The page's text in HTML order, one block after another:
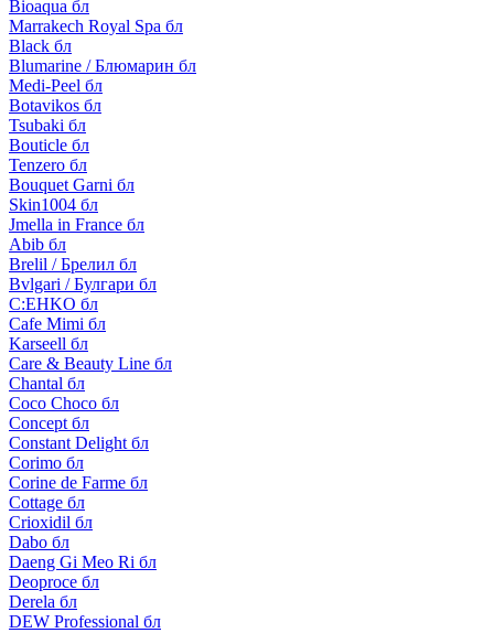
Bioaqua бл
Marrakech Royal Spa бл
Black бл
Blumarine / Блюмарин бл
Medi-Peel бл
Botavikos бл
Tsubaki бл
Bouticle бл
Tenzero бл
Bouquet Garni бл
Skin1004 бл
Jmella in France бл
Abib бл
Brelil / Брелил бл
Bvlgari / Булгари бл
C:EHKO бл
Cafe Mimi бл
Karseell бл
Care & Beauty Line бл
Chantal бл
Coco Choco бл
Concept бл
Constant Delight бл
Corimo бл
Corine de Farme бл
Cottage бл
Crioxidil бл
Dabo бл
Daeng Gi Meo Ri бл
Deoproce бл
Derela бл
DEW Professional бл